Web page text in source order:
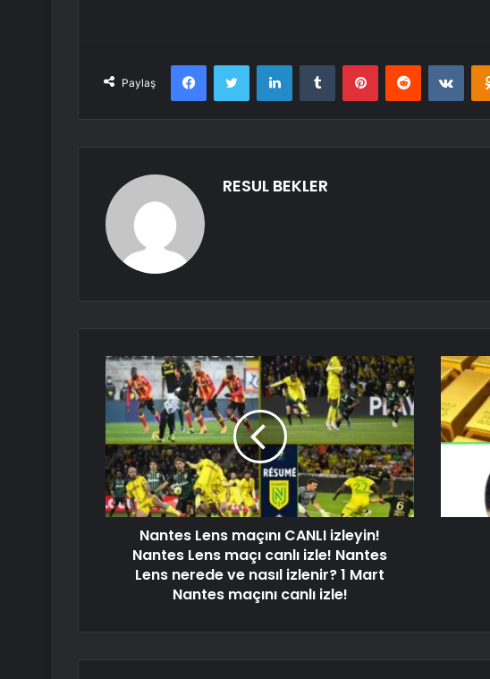
Paylaş
FacebookTwitter LinkedInTumblr PinterestReddit
RESUL BEKLER
Nantes Lens maçını CANLI izleyin!
Nantes Lens maçı canlı izle! Nantes
Lens nerede ve nasıl izlenir? 1 Mart
Nantes maçını canlı izle!